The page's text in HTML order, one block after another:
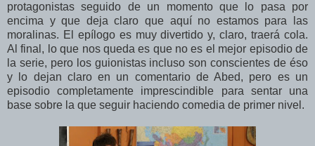
protagonistas seguido de un momento que lo pasa por
encima y que deja claro que aquí no estamos para las
moralinas. El epílogo es muy divertido y, claro, traerá cola.
Al final, lo que nos queda es que no es el mejor episodio de
la serie, pero los guionistas incluso son conscientes de éso
y lo dejan claro en un comentario de Abed, pero es un
episodio completamente imprescindible para sentar una
base sobre la que seguir haciendo comedia de primer nivel.